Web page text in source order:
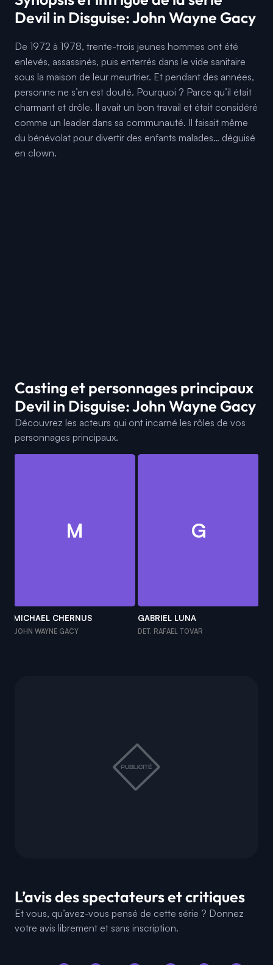
Devil in Disguise: John Wayne Gacy
De 1972 à 1978, trente-trois jeunes hommes ont été
enlevés, assassinés, puis enterrés dans le vide sanitaire
sous la maison de leur meurtrier. Et pendant des années,
personne ne s’en est douté. Pourquoi ? Parce qu’il était
charmant et drôle. Il avait un bon travail et était considéré
comme un leader dans sa communauté. Il faisait même
du bénévolat pour divertir des enfants malades… déguisé
en clown.
Casting et personnages principaux
Devil in Disguise: John Wayne Gacy
Découvrez les acteurs qui ont incarné les rôles de vos
personnages principaux.
M
MICHAEL CHERNUS
JOHN WAYNE GACY
G
GABRIEL LUNA
DET. RAFAEL TOVAR
L’avis des spectateurs et critiques
Et vous, qu’avez-vous pensé de cette série ? Donnez
votre avis librement et sans inscription.